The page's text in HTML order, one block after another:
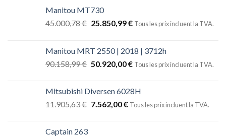
Manitou MT730
45.000,78€ 25.850,99€ Tous les prix incluent la TVA.
Manitou MRT 2550 | 2018 | 3712h
90.158,99€ 50.920,00€ Tous les prix incluent la TVA.
Mitsubishi Diversen 6028H
11.905,63€ 7.562,00€ Tous les prix incluent la TVA.
Captain 263